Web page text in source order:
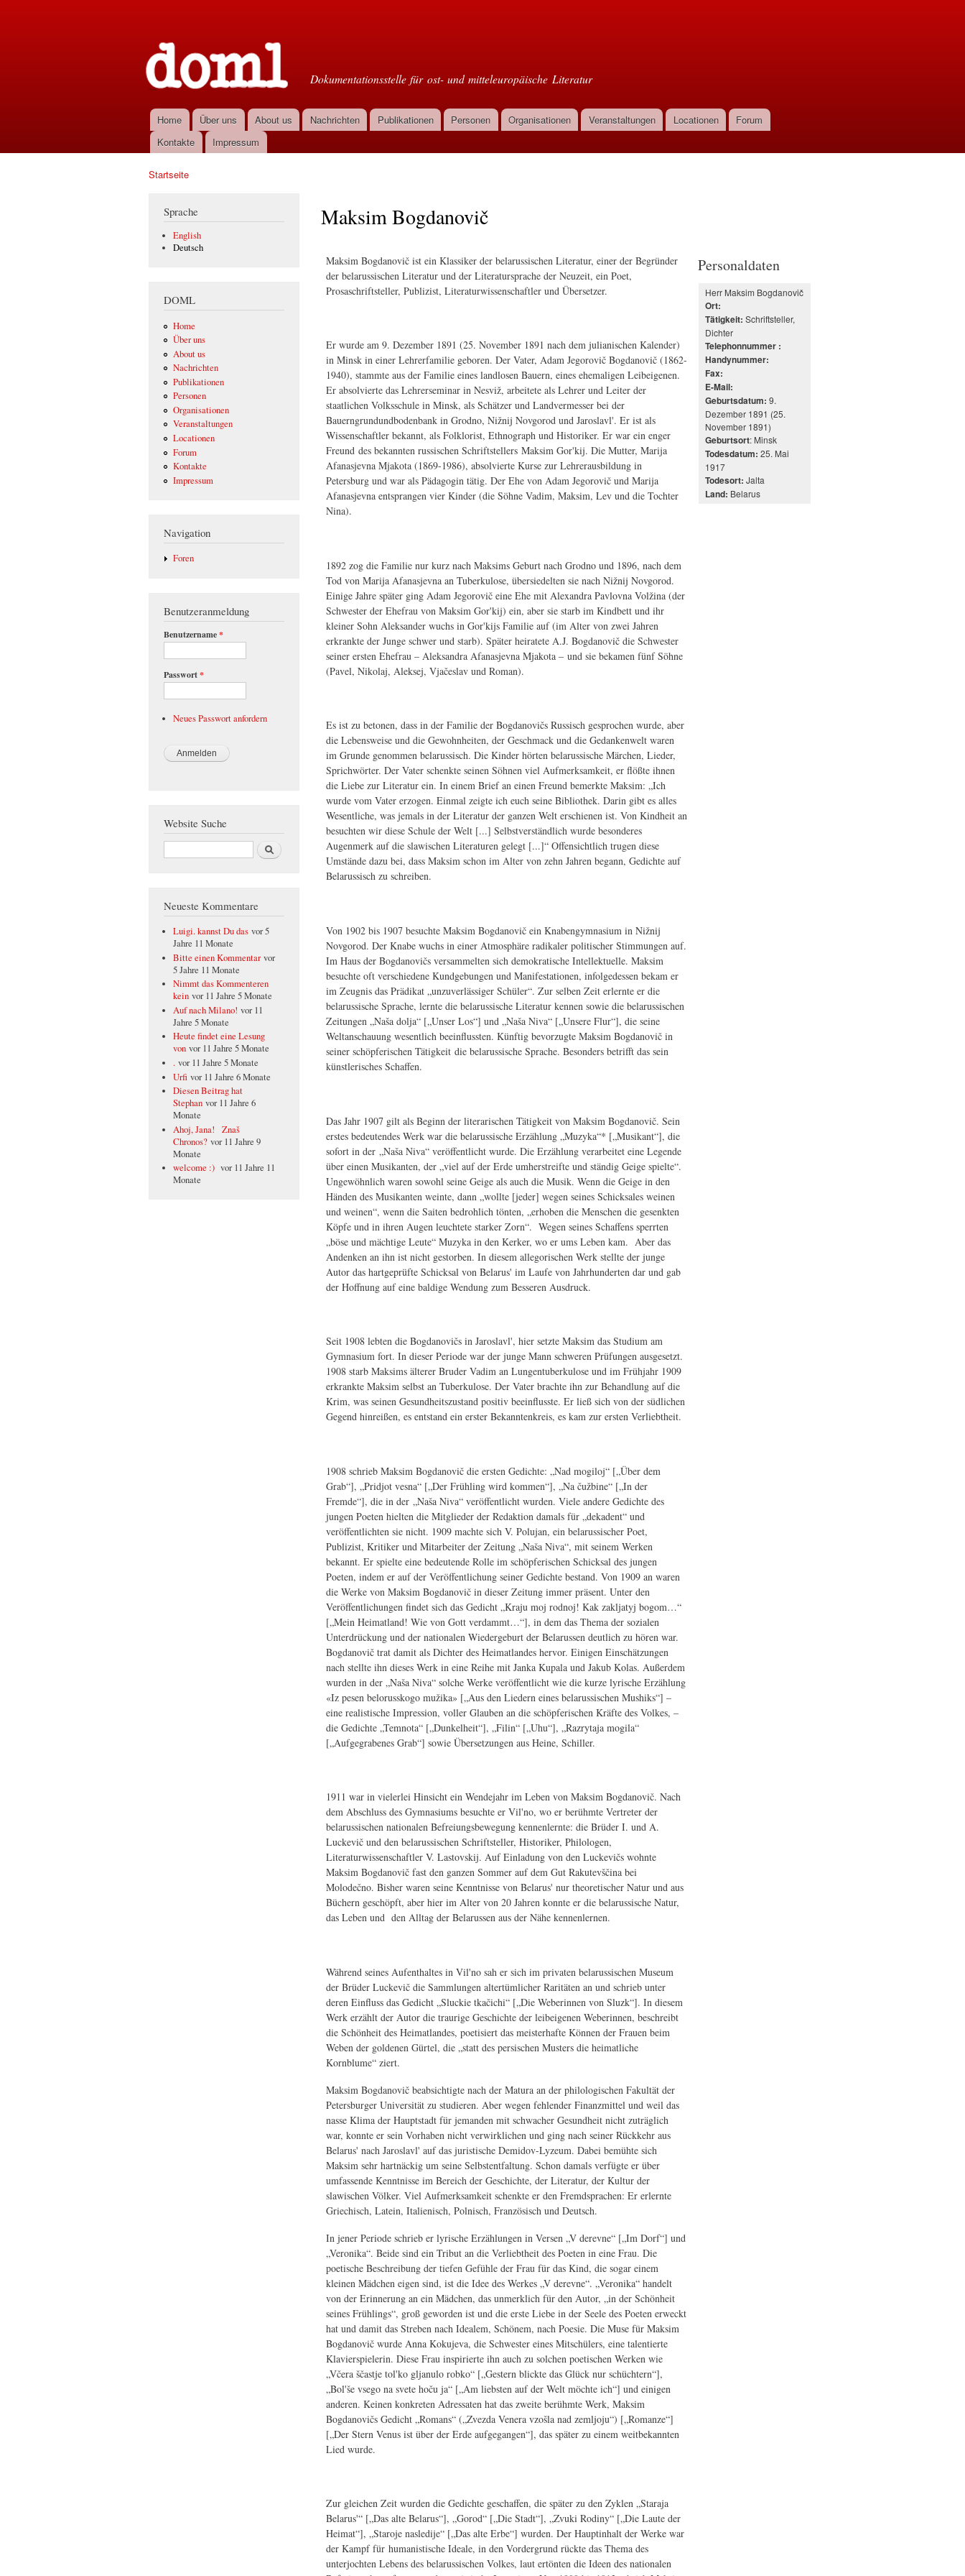
Dokumentationsstelle für ost- und mitteleuropäische Literatur
Hauptmenü
Home Über uns About us Nachrichten Publikationen Personen Organisationen Veranstaltungen Locationen
Forum
Kontakte
Impressum
Startseite
Sprache
English
Deutsch
DOML
Home
Über uns
About us
Nachrichten
Publikationen
Personen
Organisationen
Veranstaltungen
Locationen
Forum
Kontakte
Impressum
Navigation
Foren
Benutzeranmeldung
Benutzername*
Passwort*
Neues Passwort anfordern
Website Suche
Suche
Neueste Kommentare
Luigi. kannst Du das vor 5
Jahre 11 Monate
Bitte einen Kommentar vor
5 Jahre 11 Monate
Nimmt das Kommenteren
kein vor 11 Jahre 5 Monate
Auf nach Milano! vor 11
Jahre 5 Monate
Heute findet eine Lesung
von vor 11 Jahre 5 Monate
. vor 11 Jahre 5 Monate
Urfi vor 11 Jahre 6 Monate
Diesen Beitrag hat
Stephan vor 11 Jahre 6
Monate
Ahoj, Jana! Znaš
Chronos? vor 11 Jahre 9
Monate
welcome :) vor 11 Jahre 11
Monate
Maksim Bogdanovič
Maksim Bogdanovič ist ein Klassiker der belarussischen Literatur, einer der Begründer
der belarussischen Literatur und der Literatursprache der Neuzeit, ein Poet,
Prosaschriftsteller, Publizist, Literaturwissenschaftler und Übersetzer.
Er wurde am 9. Dezember 1891 (25. November 1891 nach dem julianischen Kalender)
in Minsk in einer Lehrerfamilie geboren. Der Vater, Adam Jegorovič Bogdanovič (1862-
1940), stammte aus der Familie eines landlosen Bauern, eines ehemaligen Leibeigenen.
Er absolvierte das Lehrerseminar in Nesviž, arbeitete als Lehrer und Leiter der
staatlichen Volksschule in Minsk, als Schätzer und Landvermesser bei der
Bauerngrundundbodenbank in Grodno, Nižnij Novgorod und Jaroslavl'. Er ist als
Wissenschaftler bekannt, als Folklorist, Ethnograph und Historiker. Er war ein enger
Freund des bekannten russischen Schriftstellers Maksim Gor'kij. Die Mutter, Marija
Afanasjevna Mjakota (1869-1986), absolvierte Kurse zur Lehrerausbildung in
Petersburg und war als Pädagogin tätig. Der Ehe von Adam Jegorovič und Marija
Afanasjevna entsprangen vier Kinder (die Söhne Vadim, Maksim, Lev und die Tochter
Nina).
1892 zog die Familie nur kurz nach Maksims Geburt nach Grodno und 1896, nach dem
Tod von Marija Afanasjevna an Tuberkulose, übersiedelten sie nach Nižnij Novgorod.
Einige Jahre später ging Adam Jegorovič eine Ehe mit Alexandra Pavlovna Volžina (der
Schwester der Ehefrau von Maksim Gor'kij) ein, aber sie starb im Kindbett und ihr
kleiner Sohn Aleksander wuchs in Gor'kijs Familie auf (im Alter von zwei Jahren
erkrankte der Junge schwer und starb). Später heiratete A.J. Bogdanovič die Schwester
seiner ersten Ehefrau – Aleksandra Afanasjevna Mjakota – und sie bekamen fünf Söhne
(Pavel, Nikolaj, Aleksej, Vjačeslav und Roman).
Es ist zu betonen, dass in der Familie der Bogdanovičs Russisch gesprochen wurde, aber
die Lebensweise und die Gewohnheiten, der Geschmack und die Gedankenwelt waren
im Grunde genommen belarussisch. Die Kinder hörten belarussische Märchen, Lieder,
Sprichwörter. Der Vater schenkte seinen Söhnen viel Aufmerksamkeit, er flößte ihnen
die Liebe zur Literatur ein. In einem Brief an einen Freund bemerkte Maksim: „Ich
wurde vom Vater erzogen. Einmal zeigte ich euch seine Bibliothek. Darin gibt es alles
Wesentliche, was jemals in der Literatur der ganzen Welt erschienen ist. Von Kindheit an
besuchten wir diese Schule der Welt [...] Selbstverständlich wurde besonderes
Augenmerk auf die slawischen Literaturen gelegt [...]“ Offensichtlich trugen diese
Umstände dazu bei, dass Maksim schon im Alter von zehn Jahren begann, Gedichte auf
Belarussisch zu schreiben.
Von 1902 bis 1907 besuchte Maksim Bogdanovič ein Knabengymnasium in Nižnij
Novgorod. Der Knabe wuchs in einer Atmosphäre radikaler politischer Stimmungen auf.
Im Haus der Bogdanovičs versammelten sich demokratische Intellektuelle. Maksim
besuchte oft verschiedene Kundgebungen und Manifestationen, infolgedessen bekam er
im Zeugnis das Prädikat „unzuverlässiger Schüler“. Zur selben Zeit erlernte er die
belarussische Sprache, lernte die belarussische Literatur kennen sowie die belarussischen
Zeitungen „Naša dolja“ [„Unser Los“] und „Naša Niva“ [„Unsere Flur“], die seine
Weltanschauung wesentlich beeinflussten. Künftig bevorzugte Maksim Bogdanovič in
seiner schöpferischen Tätigkeit die belarussische Sprache. Besonders betrifft das sein
künstlerisches Schaffen.
Das Jahr 1907 gilt als Beginn der literarischen Tätigkeit von Maksim Bogdanovič. Sein
erstes bedeutendes Werk war die belarussische Erzählung „Muzyka“* [„Musikant“], die
sofort in der „Naša Niva“ veröffentlicht wurde. Die Erzählung verarbeitet eine Legende
über einen Musikanten, der „viel auf der Erde umherstreifte und ständig Geige spielte“.
Ungewöhnlich waren sowohl seine Geige als auch die Musik. Wenn die Geige in den
Händen des Musikanten weinte, dann „wollte [jeder] wegen seines Schicksales weinen
und weinen“, wenn die Saiten bedrohlich tönten, „erhoben die Menschen die gesenkten
Köpfe und in ihren Augen leuchtete starker Zorn“. Wegen seines Schaffens sperrten
„böse und mächtige Leute“ Muzyka in den Kerker, wo er ums Leben kam. Aber das
Andenken an ihn ist nicht gestorben. In diesem allegorischen Werk stellte der junge
Autor das hartgeprüfte Schicksal von Belarus' im Laufe von Jahrhunderten dar und gab
der Hoffnung auf eine baldige Wendung zum Besseren Ausdruck.
Seit 1908 lebten die Bogdanovičs in Jaroslavl', hier setzte Maksim das Studium am
Gymnasium fort. In dieser Periode war der junge Mann schweren Prüfungen ausgesetzt.
1908 starb Maksims älterer Bruder Vadim an Lungentuberkulose und im Frühjahr 1909
erkrankte Maksim selbst an Tuberkulose. Der Vater brachte ihn zur Behandlung auf die
Krim, was seinen Gesundheitszustand positiv beeinflusste. Er ließ sich von der südlichen
Gegend hinreißen, es entstand ein erster Bekanntenkreis, es kam zur ersten Verliebtheit.
1908 schrieb Maksim Bogdanovič die ersten Gedichte: „Nad mogiloj“ [„Über dem
Grab“], „Pridjot vesna“ [„Der Frühling wird kommen“], „Na čužbine“ [„In der
Fremde“], die in der „Naša Niva“ veröffentlicht wurden. Viele andere Gedichte des
jungen Poeten hielten die Mitglieder der Redaktion damals für „dekadent“ und
veröffentlichten sie nicht. 1909 machte sich V. Polujan, ein belarussischer Poet,
Publizist, Kritiker und Mitarbeiter der Zeitung „Naša Niva“, mit seinem Werken
bekannt. Er spielte eine bedeutende Rolle im schöpferischen Schicksal des jungen
Poeten, indem er auf der Veröffentlichung seiner Gedichte bestand. Von 1909 an waren
die Werke von Maksim Bogdanovič in dieser Zeitung immer präsent. Unter den
Veröffentlichungen findet sich das Gedicht „Kraju moj rodnoj! Kak zakljatyj bogom…“
[„Mein Heimatland! Wie von Gott verdammt…“], in dem das Thema der sozialen
Unterdrückung und der nationalen Wiedergeburt der Belarussen deutlich zu hören war.
Bogdanovič trat damit als Dichter des Heimatlandes hervor. Einigen Einschätzungen
nach stellte ihn dieses Werk in eine Reihe mit Janka Kupala und Jakub Kolas. Außerdem
wurden in der „Naša Niva“ solche Werke veröffentlicht wie die kurze lyrische Erzählung
«Iz pesen belorusskogo mužika» [„Aus den Liedern eines belarussischen Mushiks“] –
eine realistische Impression, voller Glauben an die schöpferischen Kräfte des Volkes, –
die Gedichte „Temnota“ [„Dunkelheit“], „Filin“ [„Uhu“], „Razrytaja mogila“
[„Aufgegrabenes Grab“] sowie Übersetzungen aus Heine, Schiller.
1911 war in vielerlei Hinsicht ein Wendejahr im Leben von Maksim Bogdanovič. Nach
dem Abschluss des Gymnasiums besuchte er Vil'no, wo er berühmte Vertreter der
belarussischen nationalen Befreiungsbewegung kennenlernte: die Brüder I. und A.
Luckevič und den belarussischen Schriftsteller, Historiker, Philologen,
Literaturwissenschaftler V. Lastovskij. Auf Einladung von den Luckevičs wohnte
Maksim Bogdanovič fast den ganzen Sommer auf dem Gut Rakutevščina bei
Molodečno. Bisher waren seine Kenntnisse von Belarus' nur theoretischer Natur und aus
Büchern geschöpft, aber hier im Alter von 20 Jahren konnte er die belarussische Natur,
das Leben und den Alltag der Belarussen aus der Nähe kennenlernen.
Während seines Aufenthaltes in Vil'no sah er sich im privaten belarussischen Museum
der Brüder Luckevič die Sammlungen altertümlicher Raritäten an und schrieb unter
deren Einfluss das Gedicht „Sluckie tkačichi“ [„Die Weberinnen von Sluzk“]. In diesem
Werk erzählt der Autor die traurige Geschichte der leibeigenen Weberinnen, beschreibt
die Schönheit des Heimatlandes, poetisiert das meisterhafte Können der Frauen beim
Weben der goldenen Gürtel, die „statt des persischen Musters die heimatliche
Kornblume“ ziert.
Maksim Bogdanovič beabsichtigte nach der Matura an der philologischen Fakultät der
Petersburger Universität zu studieren. Aber wegen fehlender Finanzmittel und weil das
nasse Klima der Hauptstadt für jemanden mit schwacher Gesundheit nicht zuträglich
war, konnte er sein Vorhaben nicht verwirklichen und ging nach seiner Rückkehr aus
Belarus' nach Jaroslavl' auf das juristische Demidov-Lyzeum. Dabei bemühte sich
Maksim sehr hartnäckig um seine Selbstentfaltung. Schon damals verfügte er über
umfassende Kenntnisse im Bereich der Geschichte, der Literatur, der Kultur der
slawischen Völker. Viel Aufmerksamkeit schenkte er den Fremdsprachen: Er erlernte
Griechisch, Latein, Italienisch, Polnisch, Französisch und Deutsch.
In jener Periode schrieb er lyrische Erzählungen in Versen „V derevne“ [„Im Dorf“] und
„Veronika“. Beide sind ein Tribut an die Verliebtheit des Poeten in eine Frau. Die
poetische Beschreibung der tiefen Gefühle der Frau für das Kind, die sogar einem
kleinen Mädchen eigen sind, ist die Idee des Werkes „V derevne“. „Veronika“ handelt
von der Erinnerung an ein Mädchen, das unmerklich für den Autor, „in der Schönheit
seines Frühlings“, groß geworden ist und die erste Liebe in der Seele des Poeten erweckt
hat und damit das Streben nach Idealem, Schönem, nach Poesie. Die Muse für Maksim
Bogdanovič wurde Anna Kokujeva, die Schwester eines Mitschülers, eine talentierte
Klavierspielerin. Diese Frau inspirierte ihn auch zu solchen poetischen Werken wie
„Včera ščastje tol'ko gljanulo robko“ [„Gestern blickte das Glück nur schüchtern“],
„Bol'še vsego na svete hoču ja“ [„Am liebsten auf der Welt möchte ich“] und einigen
anderen. Keinen konkreten Adressaten hat das zweite berühmte Werk, Maksim
Bogdanovičs Gedicht „Romans“ („Zvezda Venera vzošla nad zemljoju“) [„Romanze“]
[„Der Stern Venus ist über der Erde aufgegangen“], das später zu einem weitbekannten
Lied wurde.
Zur gleichen Zeit wurden die Gedichte geschaffen, die später zu den Zyklen „Staraja
Belarus'“ [„Das alte Belarus“], „Gorod“ [„Die Stadt“], „Zvuki Rodiny“ [„Die Laute der
Heimat“], „Staroje nasledije“ [„Das alte Erbe“] wurden. Der Hauptinhalt der Werke war
der Kampf für humanistische Ideale, in den Vordergrund rückte das Thema des
unterjochten Lebens des belarussischen Volkes, laut ertönten die Ideen des nationalen
Personaldaten
Herr Maksim Bogdanovič
Ort:
Tätigkeit: Schriftsteller,
Dichter
Telephonnummer :
Handynummer:
Fax:
E-Mail:
Geburtsdatum: 9.
Dezember 1891 (25.
November 1891)
Geburtsort: Minsk
Todesdatum: 25. Mai
1917
Todesort: Jalta
Land: Belarus